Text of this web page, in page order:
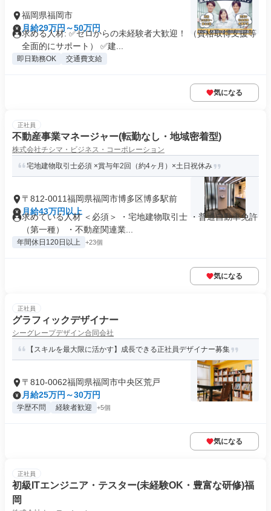
福岡県福岡市
月給29万円～50万円
求める人材: ✅ゼロからの未経験者大歓迎！ （資格取得支援等
全面的にサポート） ✅建...
即日勤務OK 交通費支給
気になる
正社員
不動産事業マネージャー(転勤なし・地域密着型)
株式会社チシマ・ビジネス・コーポレーション
宅地建物取引士必須 ×賞与年2回（約4ヶ月）×土日祝休み
〒812-0011福岡県福岡市博多区博多駅前
月給43万円以上
求めている人材 ＜必須＞ ・宅地建物取引士 ・普通自動車免許
（第一種） ・不動産関連業...
年間休日120日以上 +23個
気になる
正社員
グラフィックデザイナー
シーグレープデザイン合同会社
【スキルを最大限に活かす】成長できる正社員デザイナー募集
〒810-0062福岡県福岡市中央区荒戸
月給25万円～30万円
学歴不問 経験者歓迎 +5個
気になる
正社員
初級ITエンジニア・テスター(未経験OK・豊富な研修)福
岡